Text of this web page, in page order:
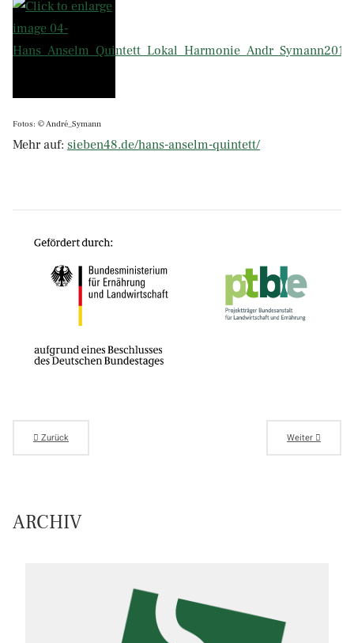
Fotos: © André_Symann
Mehr auf: sieben48.de/hans-anselm-quintett/
Zurück Weiter
ARCHIV